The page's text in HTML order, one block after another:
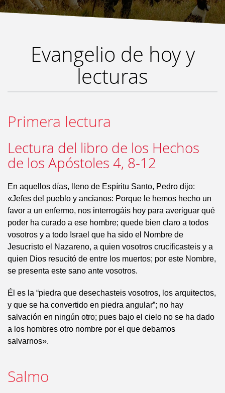
Evangelio de hoy y
lecturas
Primera lectura
Lectura del libro de los Hechos
de los Apóstoles 4, 8-12
En aquellos días, lleno de Espíritu Santo, Pedro dijo:
«Jefes del pueblo y ancianos: Porque le hemos hecho un
favor a un enfermo, nos interrogáis hoy para averiguar qué
poder ha curado a ese hombre; quede bien claro a todos
vosotros y a todo Israel que ha sido el Nombre de
Jesucristo el Nazareno, a quien vosotros crucificasteis y a
quien Dios resucitó de entre los muertos; por este Nombre,
se presenta este sano ante vosotros.
Él es la “piedra que desechasteis vosotros, los arquitectos,
y que se ha convertido en piedra angular”; no hay
salvación en ningún otro; pues bajo el cielo no se ha dado
a los hombres otro nombre por el que debamos
salvarnos».
Salmo